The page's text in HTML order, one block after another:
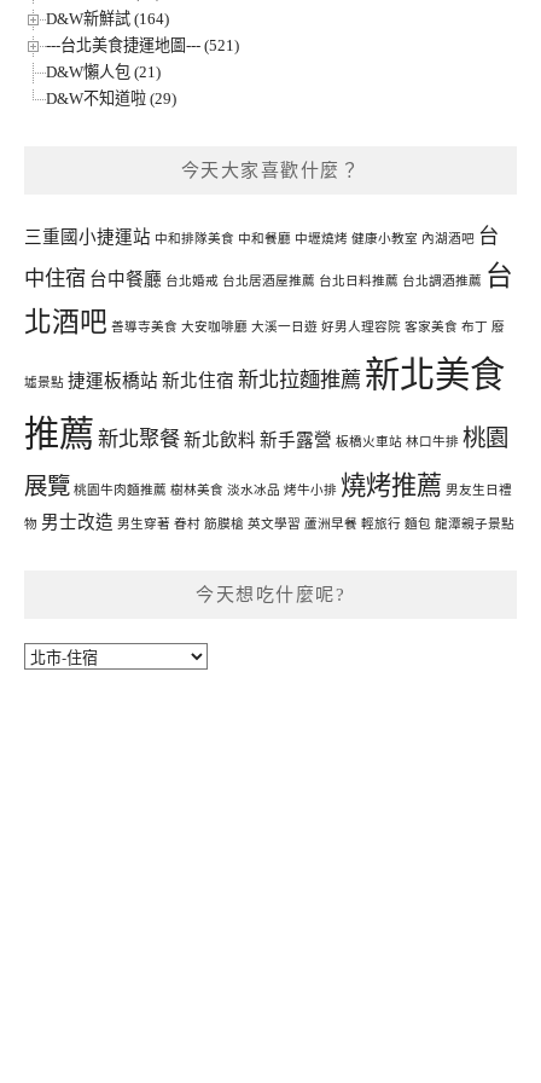
D&W新鮮試 (164)
---台北美食捷運地圖--- (521)
D&W懶人包 (21)
D&W不知道啦 (29)
今天大家喜歡什麼？
三重國小捷運站 中和排隊美食 中和餐廳 中壢燒烤 健康小教室 內湖酒吧 台
中住宿 台中餐廳 台北婚戒 台北居酒屋推薦 台北日料推薦 台北調酒推薦 台
北酒吧 善導寺美食 大安咖啡廳 大溪一日遊 好男人理容院 客家美食 布丁 廢
墟景點 捷運板橋站 新北住宿 新北拉麵推薦 新北美食
推薦 新北聚餐新北飲料 新手露營 板橋火車站 林口牛排 桃園
展覽 桃園牛肉麵推薦 樹林美食 淡水冰品 烤牛小排 燒烤推薦 男友生日禮
物 男士改造 男生穿著 眷村 筋膜槍 英文學習 蘆洲早餐 輕旅行 麵包 龍潭親子景點
今天想吃什麼呢?
今